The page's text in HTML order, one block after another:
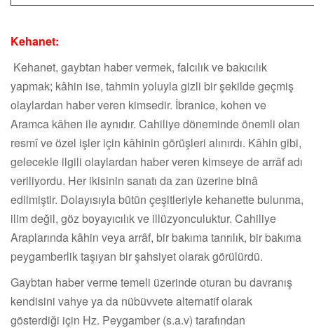
Kehanet:
Kehanet, gaybtan haber vermek, falcılık ve bakıcılık
yapmak; kâhin ise, tahmin yoluyla gizli bir şekilde geçmiş
olaylardan haber veren kimsedir. İbranice, kohen ve
Aramca kâhen ile aynıdır. Cahiliye döneminde önemli olan
resmî ve özel işler için kâhinin görüşleri alınırdı. Kâhin gibi,
gelecekle ilgili olaylardan haber veren kimseye de arrâf adı
veriliyordu. Her ikisinin sanatı da zan üzerine binâ
edilmiştir. Dolayısıyla bütün çeşitleriyle kehanette bulunma,
ilim değil, göz boyayıcılık ve illüzyonculuktur. Cahiliye
Araplarında kâhin veya arrâf, bir bakıma tanrılık, bir bakıma
peygamberlik taşıyan bir şahsiyet olarak görülürdü.
Gaybtan haber verme temeli üzerinde oturan bu davranış
kendisini vahye ya da nübüvvete alternatif olarak
gösterdiği için Hz. Peygamber (s.a.v) tarafından